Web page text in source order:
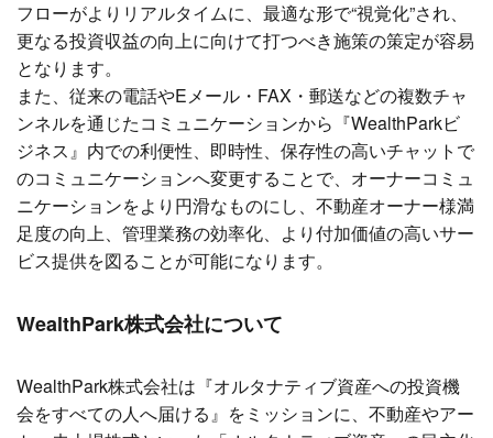
フローがよりリアルタイムに、最適な形で“視覚化”され、
更なる投資収益の向上に向けて打つべき施策の策定が容易
となります。
また、従来の電話やEメール・FAX・郵送などの複数チャ
ンネルを通じたコミュニケーションから『WealthParkビ
ジネス』内での利便性、即時性、保存性の高いチャットで
のコミュニケーションへ変更することで、オーナーコミュ
ニケーションをより円滑なものにし、不動産オーナー様満
足度の向上、管理業務の効率化、より付加価値の高いサー
ビス提供を図ることが可能になります。
WealthPark株式会社について
WealthPark株式会社は『オルタナティブ資産への投資機
会をすべての人へ届ける』をミッションに、不動産やアー